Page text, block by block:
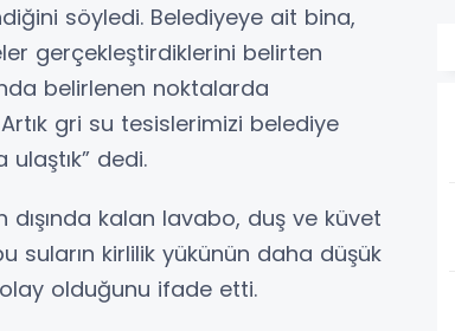
söyledi. Belediyeye ait bina,
gerçekleştirdiklerini belirten
belirlenen noktalarda
gri su tesislerimizi belediye
dedi.
dışında kalan lavabo, duş ve küvet
suların kirlilik yükünün daha düşük
olduğunu ifade etti.